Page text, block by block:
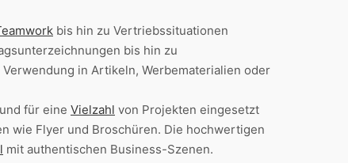
bis hin zu Vertriebssituationen
bis hin zu
in Artikeln, Werbematerialien oder
für eine Vielzahl von Projekten eingesetzt
wie Flyer und Broschüren. Die hochwertigen
mit authentischen Business-Szenen.